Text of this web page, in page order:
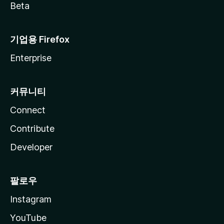
Beta
기업용 Firefox
Enterprise
커뮤니티
Connect
Contribute
Developer
팔로우
Instagram
YouTube